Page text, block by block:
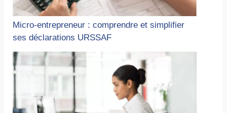
Micro-entrepreneur : comprendre et simplifier
ses déclarations URSSAF